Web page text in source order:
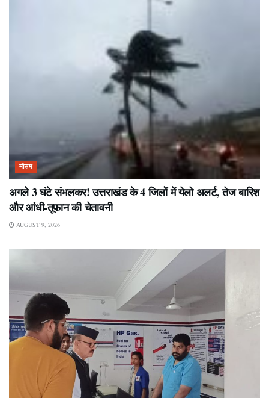
मौसम
अगले 3 घंटे संभलकर! उत्तराखंड के 4 जिलों में येलो अलर्ट, तेज बारिश
और आंधी-तूफान की चेतावनी
AUGUST 9, 2026